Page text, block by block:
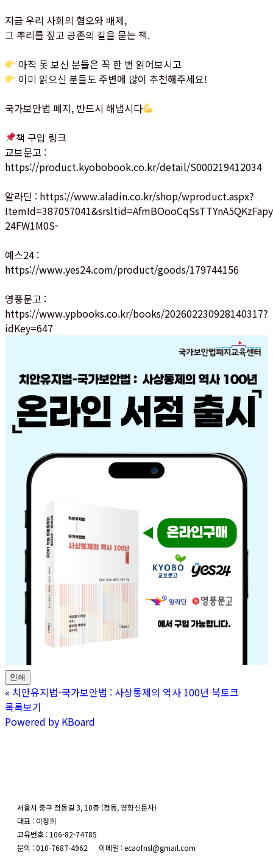
지금 우리 사회의 혐오와 배제,
그 뿌리를 짚고 공존의 길을 묻는 책.
아직 못 보신 분들은 꼭 한 번 읽어보시고
이미 읽으신 분들도 주변에 많이 추천해주세요!
국가보안법 폐지, 반드시 해냅시다
책 구입 링크
교보문고 :
https://product.kyobobook.co.kr/detail/S000219412034
알라딘 : https://www.aladin.co.kr/shop/wproduct.aspx?
24FW1M0S-
예스24 :
https://www.yes24.com/product/goods/179744156
영풍문고 :
https://www.ypbooks.co.kr/books/202602230928140317?
idKey=647
인쇄
« 치안유지법-국가보안법 : 사상통제의 역사 100년 북토크
목록보기
Powered by KBoard
서울시 중구 정동길 3, 10층 (정동, 경향신문사)
대표 : 이정희
고유번호 : 106-82-74785
문의 : 010-7687-4962 이메일 : ecaofnsl@gmail.com